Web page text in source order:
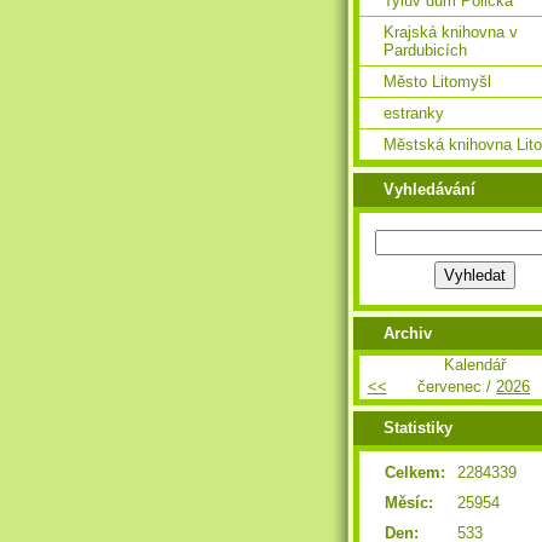
Krajská knihovna v
Pardubicích
Město Litomyšl
estranky
Městská knihovna
Vyhledávání
Archiv
Kalendář
<<
červenec / 2026
Statistiky
Celkem:
2284339
Měsíc:
25954
Den:
533